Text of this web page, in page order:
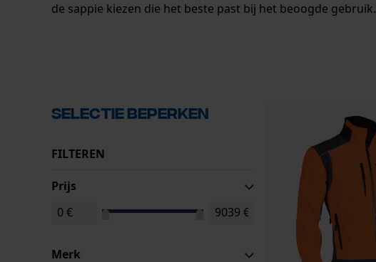
de sappie kiezen die het beste past bij het beoogde gebruik.
Selectie beperken
FILTEREN
Prijs
Merk